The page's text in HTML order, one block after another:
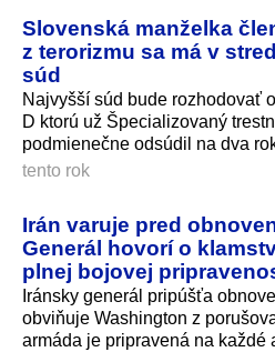
Slovenská manželka
z terorizmu sa má v
súd
Najvyšší súd bude rozhodovať
D ktorú už Špecializovaný
podmienečne odsúdil na dva
tento rok
Irán varuje pred
Generál hovorí o
plnej bojovej
Iránsky generál pripúšťa
obviňuje Washington z
armáda je pripravená na každé